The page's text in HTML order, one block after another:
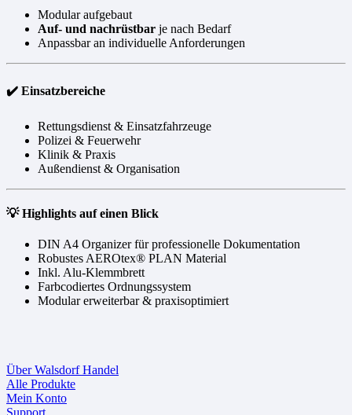
Modular aufgebaut
Auf- und nachrüstbar je nach Bedarf
Anpassbar an individuelle Anforderungen
✔️ Einsatzbereiche
Rettungsdienst & Einsatzfahrzeuge
Polizei & Feuerwehr
Klinik & Praxis
Außendienst & Organisation
💡 Highlights auf einen Blick
DIN A4 Organizer für professionelle Dokumentation
Robustes AEROtex® PLAN Material
Inkl. Alu-Klemmbrett
Farbcodiertes Ordnungssystem
Modular erweiterbar & praxisoptimiert
Über Walsdorf Handel
Alle Produkte
Mein Konto